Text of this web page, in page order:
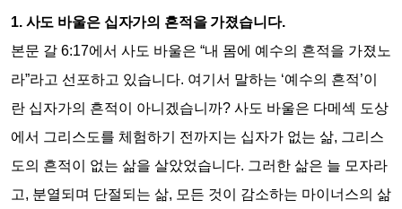
1. 사도 바울은 십자가의 흔적을 가졌습니다.
본문 갈 6:17에서 사도 바울은 “내 몸에 예수의 흔적을 가졌노
라”라고 선포하고 있습니다. 여기서 말하는 ‘예수의 흔적’이
란 십자가의 흔적이 아니겠습니까? 사도 바울은 다메섹 도상
에서 그리스도를 체험하기 전까지는 십자가 없는 삶, 그리스
도의 흔적이 없는 삶을 살았었습니다. 그러한 삶은 늘 모자라
고, 분열되며 단절되는 삶, 모든 것이 감소하는 마이너스의 삶